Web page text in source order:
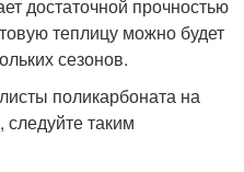
достаточной прочностью
теплицу можно будет
сезонов.
поликарбоната на
следуйте таким